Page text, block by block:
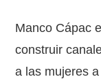
Manco Cápac
construir
a las mujeres